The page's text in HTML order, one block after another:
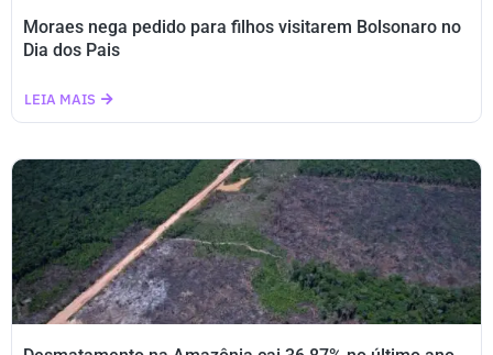
Moraes nega pedido para filhos visitarem Bolsonaro no
Dia dos Pais
LEIA MAIS